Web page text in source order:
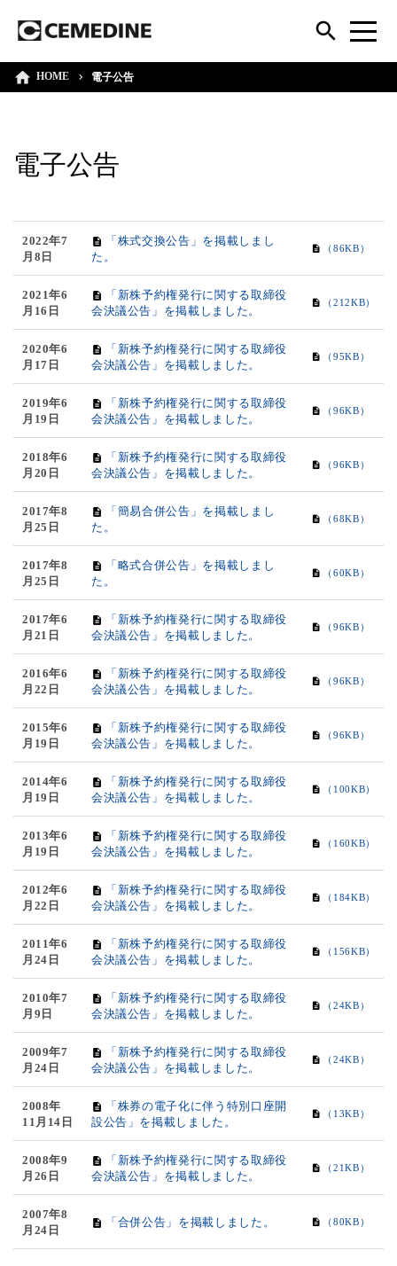
HOME 電子公告
電子公告
2022年7
月8日
「株式交換公告」を掲載しまし
た。
（86KB）
2021年6
月16日
「新株予約権発行に関する取締役
会決議公告」を掲載しました。
（212KB）
2020年6
月17日
「新株予約権発行に関する取締役
会決議公告」を掲載しました。
（95KB）
2019年6
月19日
「新株予約権発行に関する取締役
会決議公告」を掲載しました。
（96KB）
2018年6
月20日
「新株予約権発行に関する取締役
会決議公告」を掲載しました。
（96KB）
2017年8
月25日
「簡易合併公告」を掲載しまし
た。
（68KB）
2017年8
月25日
「略式合併公告」を掲載しまし
た。
（60KB）
2017年6
月21日
「新株予約権発行に関する取締役
会決議公告」を掲載しました。
（96KB）
2016年6
月22日
「新株予約権発行に関する取締役
会決議公告」を掲載しました。
（96KB）
2015年6
月19日
「新株予約権発行に関する取締役
会決議公告」を掲載しました。
（96KB）
2014年6
月19日
「新株予約権発行に関する取締役
会決議公告」を掲載しました。
（100KB）
2013年6
月19日
「新株予約権発行に関する取締役
会決議公告」を掲載しました。
（160KB）
2012年6
月22日
「新株予約権発行に関する取締役
会決議公告」を掲載しました。
（184KB）
2011年6
月24日
「新株予約権発行に関する取締役
会決議公告」を掲載しました。
（156KB）
2010年7
月9日
「新株予約権発行に関する取締役
会決議公告」を掲載しました。
（24KB）
2009年7
月24日
「新株予約権発行に関する取締役
会決議公告」を掲載しました。
（24KB）
2008年
11月14日
「株券の電子化に伴う特別口座開
設公告」を掲載しました。
（13KB）
2008年9
月26日
「新株予約権発行に関する取締役
会決議公告」を掲載しました。
（21KB）
2007年8
月24日
「合併公告」を掲載しました。 （80KB）